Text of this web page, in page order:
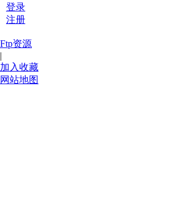
登录
注册
Ftp资源
|
加入收藏
网站地图